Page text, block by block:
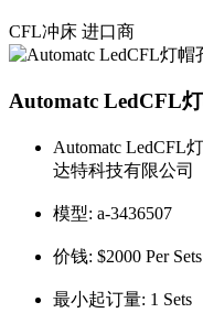
CFL冲床 进口商
Automatc LedCFL
Automatc LedCFL
达特科技有限公司
模型: a-3436507
价钱: $2000 Per Sets
最小起订量: 1 Sets